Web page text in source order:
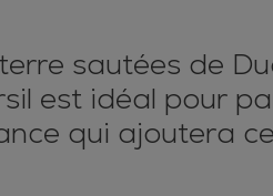
sautées de
est idéal pour
qui ajoutera